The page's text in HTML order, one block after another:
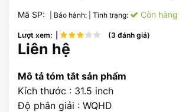
Mã SP: | Bảo hành: | Tình trạng: Còn hàng
Lượt xem: | (3 đánh giá)
Liên hệ
Mô tả tóm tắt sản phẩm
Kích thước : 31.5 inch
Độ phân giải : WQHD